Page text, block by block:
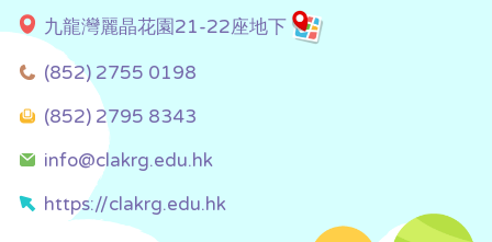
九龍灣麗晶花園21-22座地下
(852) 2755 0198
(852) 2795 8343
info@clakrg.edu.hk
https://clakrg.edu.hk